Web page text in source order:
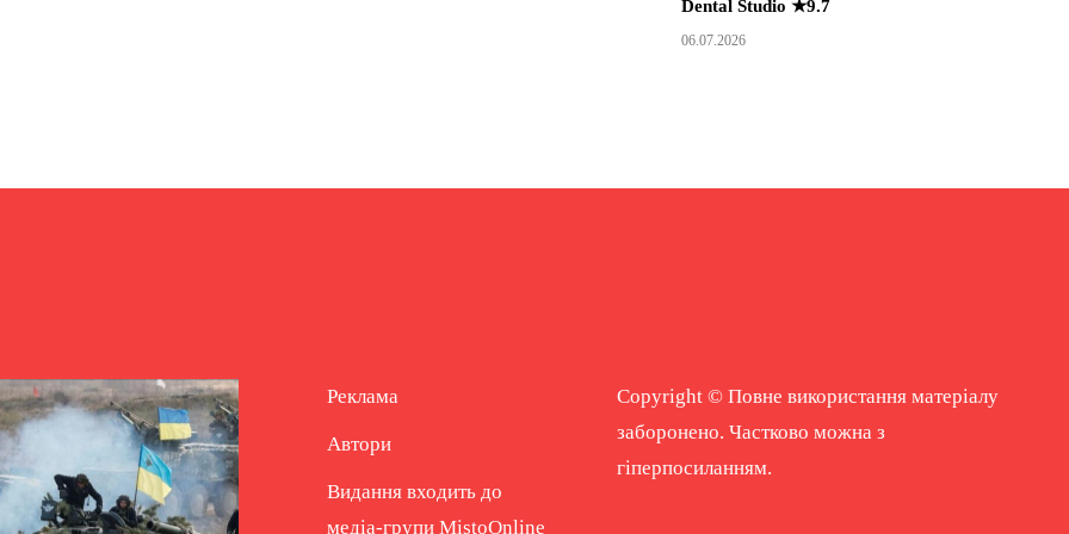
Dental Studio ★9.7
06.07.2026
Реклама
Автори
Видання входить до
медіа-групи MistoOnline
Copyright © Повне використання матеріалу
заборонено. Частково можна з
гіперпосиланням.